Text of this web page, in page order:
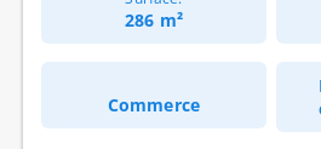
286 m²
Commerce